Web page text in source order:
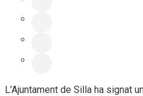
L’Ajuntament de Silla ha signat